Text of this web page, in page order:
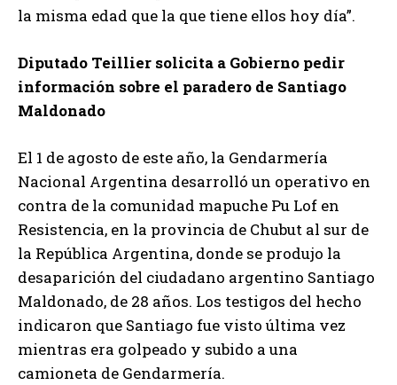
d
i
la misma edad que la que tiene ellos hoy día”.
Diputado Teillier solicita a Gobierno pedir
información sobre el paradero de Santiago
Maldonado
El 1 de agosto de este año, la Gendarmería
Nacional Argentina desarrolló un operativo en
contra de la comunidad mapuche Pu Lof en
Resistencia, en la provincia de Chubut al sur de
la República Argentina, donde se produjo la
desaparición del ciudadano argentino Santiago
Maldonado, de 28 años. Los testigos del hecho
indicaron que Santiago fue visto última vez
mientras era golpeado y subido a una
camioneta de Gendarmería.